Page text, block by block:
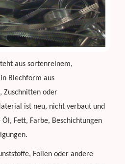
aus sortenreinem,
Blechform aus
Zuschnitten oder
ist neu, nicht verbaut und
Fett, Farbe, Beschichtungen
Folien oder andere